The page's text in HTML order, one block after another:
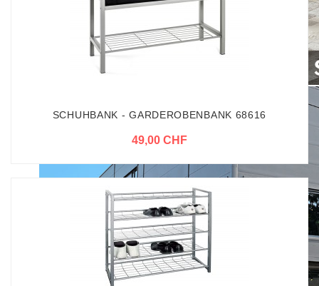
SCHUHBANK - GARDEROBENBANK 68616
49,00 CHF